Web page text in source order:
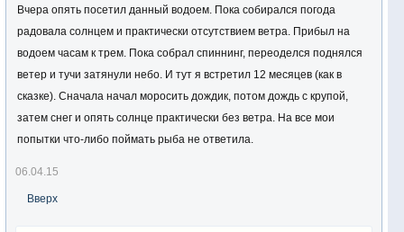
Вчера опять посетил данный водоем. Пока собирался погода
радовала солнцем и практически отсутствием ветра. Прибыл на
водоем часам к трем. Пока собрал спиннинг, переоделся поднялся
ветер и тучи затянули небо. И тут я встретил 12 месяцев (как в
сказке). Сначала начал моросить дождик, потом дождь с крупой,
затем снег и опять солнце практически без ветра. На все мои
попытки что-либо поймать рыба не ответила.
06.04.15
Вверх